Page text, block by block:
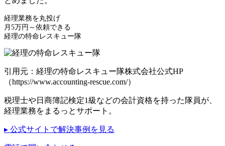
経理業務を丸投げ
月5万円～依頼できる
経理の特命レスキュー隊
引用元：経理の特命レスキュー隊株式会社公式HP
（https://www.accounting-rescue.com/）
税理士や日商簿記検定1級などの会計資格を持った隊員が、
経理業務をまるっとサポート。
▸ 公式サイトで解決事例を見る